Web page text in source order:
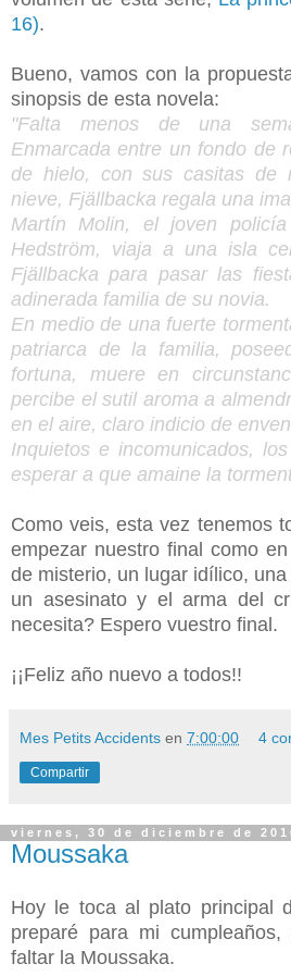
16).
Bueno, vamos con la
sinopsis de esta novela:
"Falta menos de una
Enmarcada entre un fondo de
de hielo, con sus casitas de
nieve, Fjällbacka regala una
Martín Molin, el joven
Hedström, viaja a una isla
Fjällbacka para pasar las
adinerada familia de su novia.
En medio de una fuerte
patriarca de la familia,
fortuna, muere en
percibe el sutil aroma a
en el aire, claro indicio de
Inquietos e incomunicados,
esperar a que amaine la
Como veis, esta vez tenemos
empezar nuestro final como
de misterio, un lugar idílico,
un asesinato y el arma del
necesita? Espero vuestro final.
¡¡Feliz año nuevo a todos!!
Mes Petits Accidents en 7:00:00 4
Compartir
viernes, 30 de diciembre de
Moussaka
Hoy le toca al plato principal
preparé para mi
faltar la Moussaka.